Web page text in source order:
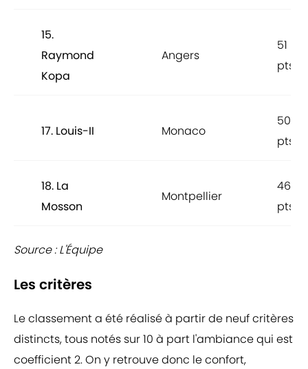
15.
Raymond
Kopa
Angers
51
pts
17. Louis-II Monaco
50
pts
18. La
Mosson
Montpellier
46
pts
Source : L'Équipe
Les critères
Le classement a été réalisé à partir de neuf critères
distincts, tous notés sur 10 à part l'ambiance qui est
coefficient 2. On y retrouve donc le confort,